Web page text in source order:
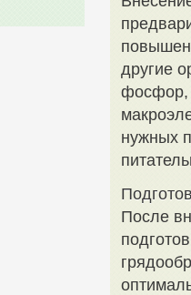
другие
фосфор,
нужных
После